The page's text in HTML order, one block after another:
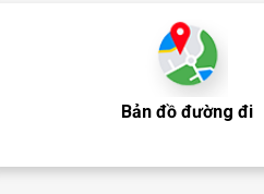
Bản đồ đường đi